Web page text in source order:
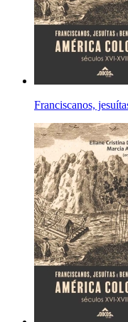
Franciscanos,